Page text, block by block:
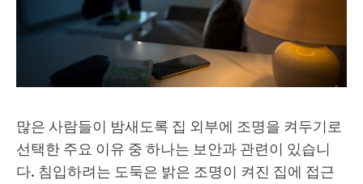
많은 사람들이 밤새도록 집 외부에 조명을 켜두기로
선택한 주요 이유 중 하나는 보안과 관련이 있습니
다. 침입하려는 도둑은 밝은 조명이 켜진 집에 접근